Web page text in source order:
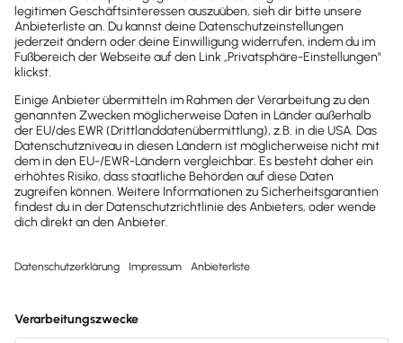
Jetzt Lexware Office
erleben
Teste den kompletten Funktionsumfang
von Lexware Office 30 Tage lang
kostenlos. Oder du entscheidest dich
direkt für deine Lexware Office Version
30 Tage kostenlos testen